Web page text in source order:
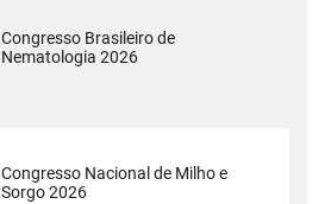
Congresso Brasileiro de
Nematologia 2026
Congresso Nacional de Milho e
Sorgo 2026